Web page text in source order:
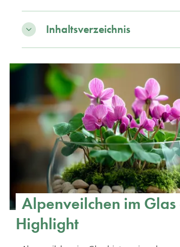
Inhaltsverzeichnis
Alpenveilchen im Glas
Highlight